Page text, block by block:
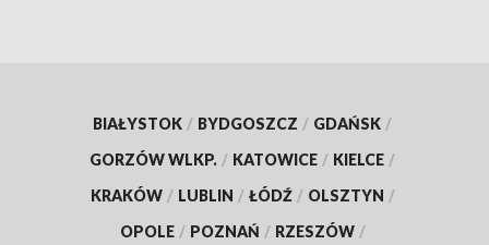
BIAŁYSTOK / BYDGOSZCZ / GDAŃSK /
GORZÓW WLKP. / KATOWICE / KIELCE /
KRAKÓW / LUBLIN / ŁÓDŹ / OLSZTYN /
OPOLE / POZNAŃ / RZESZÓW /